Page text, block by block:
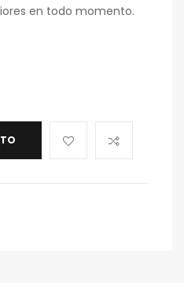
en todo momento.